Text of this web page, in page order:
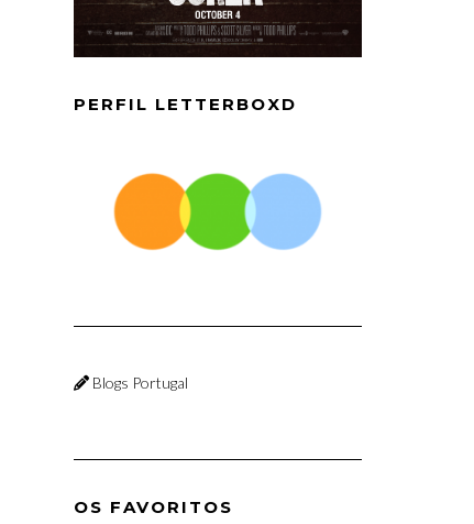
PERFIL LETTERBOXD
Blogs Portugal
OS FAVORITOS